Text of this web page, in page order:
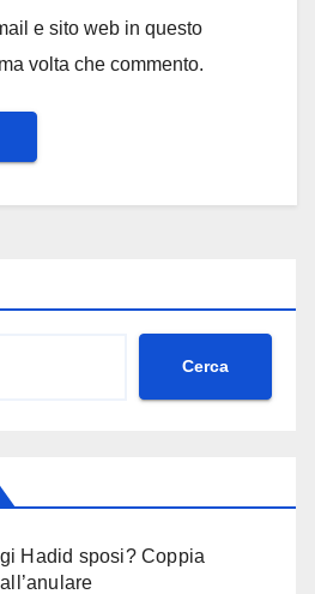
e sito web in questo
volta che commento.
Cerca
Hadid sposi? Coppia